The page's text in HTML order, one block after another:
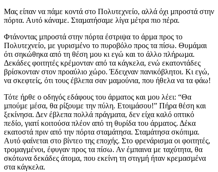
Μας είπαν να πάµε κοντά στο Πολυτεχνείο, αλλά όχι µπροστά στην
πόρτα. Αυτό κάναµε. Σταµατήσαµε λίγα µέτρα πιο πέρα.
Φτάνοντας µπροστά στην πόρτα έστριψα το άρµα προς το
Πολυτεχνείο, µε γυρισµένο το πυροβόλο προς τα πίσω. Θυµάµαι
ότι σηκώθηκα από τη θέση µου κι εγώ και το άλλο πλήρωµα.
Δεκάδες φοιτητές κρέµονταν από τα κάγκελα, ενώ εκατοντάδες
βρίσκονταν στον προαύλιο χώρο. Έδειχναν πανικόβλητοι. Κι εγώ,
να σκεφτείς, ότι τους έβλεπα σαν µαµούνια, που ήθελα να τα φάω!
Τότε ήρθε ο οδηγός εδάφους του άρµατος και µου λέει: “Θα
µπούµε µέσα, θα ρίξουµε την πύλη. Ετοιµάσου!” Πήρα θέση και
ξεκίνησα. Δεν έβλεπα πολλά πράγµατα, δεν είχα καλό οπτικό
πεδίο, γιατί κοιτούσα πλέον από τη θυρίδα του άρµατος. Δέκα
εκατοστά πριν από την πόρτα σταµάτησα. Σταµάτησα σκόπιµα.
Αυτό φαίνεται στο βίντεο της εποχής. Στο φρενάρισµα οι φοιτητές,
τροµαγµένοι, έφυγαν προς τα πίσω. Αν έµπαινα µε ταχύτητα, θα
σκότωνα δεκάδες άτοµα, που εκείνη τη στιγµή ήταν κρεµασµένα
στα κάγκελα.